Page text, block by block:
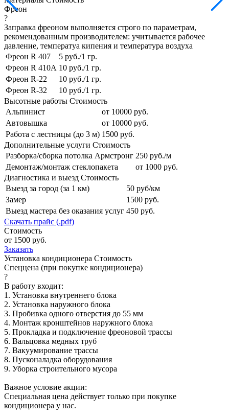
Фреон
?
Заправка фреоном выполняется строго по параметрам,
рекомендованным производителем: учитывается рабочее
давление, температуа кипения и температура воздуха
Фреон R 407
5 руб./1 гр.
Фреон R 410A 10 руб./1 гр.
Фреон R-22
10 руб./1 гр.
Фреон R-32
10 руб./1 гр.
Высотные работы Стоимость
Альпинист
от 10000 руб.
Автовышка
от 10000 руб.
Работа с лестницы (до 3 м) 1500 руб.
Дополнительные услуги Стоимость
Разборка/сборка потолка Армстронг 250 руб./м
Демонтаж/монтаж стеклопакета
от 1000 руб.
Диагностика и выезд Стоимость
Выезд за город (за 1 км)
50 руб/км
Замер
1500 руб.
Выезд мастера без оказания услуг 450 руб.
Скачать прайс (.pdf)
Стоимость
от 1500 руб.
Заказать
Установка кондиционера Стоимость
Спеццена (при покупке кондиционера)
?
В работу входит:
1. Установка внутреннего блока
2. Установка наружного блока
3. Пробивка одного отверстия до 55 мм
4. Монтаж кронштейнов наружного блока
5. Прокладка и подключение фреоновой трассы
6. Вальцовка медных труб
7. Вакуумирование трассы
8. Пусконаладка оборудования
9. Уборка строительного мусора
Важное условие акции:
Специальная цена действует только при покупке
кондиционера у нас.